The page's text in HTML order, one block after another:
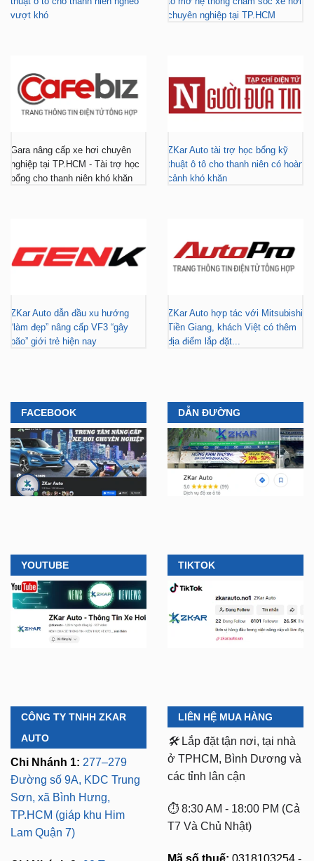
vượt khó
chuyên nghiệp tại TP.HCM
Gara nâng cấp xe hơi chuyên
nghiệp tại TP.HCM - Tài trợ học
bổng cho thanh niên khó khăn
ZKar Auto tài trợ học bổng kỹ
thuật ô tô cho thanh niên có hoàn
cảnh khó khăn
ZKar Auto dẫn đầu xu hướng
“làm đẹp” nâng cấp VF3 “gây
bão” giới trẻ hiện nay
ZKar Auto hợp tác với Mitsubishi
Tiền Giang, khách Việt có thêm
địa điểm lắp đặt...
FACEBOOK DẪN ĐƯỜNG
YOUTUBE TIKTOK
CÔNG TY TNHH ZKAR
AUTO
Chi Nhánh 1: 277–279
Đường số 9A, KDC Trung
Sơn, xã Bình Hưng,
TP.HCM (giáp khu Him
Lam Quận 7)
LIÊN HỆ MUA HÀNG
🛠️ Lắp đặt tận nơi, tại nhà
ở TPHCM, Bình Dương và
các tỉnh lân cận
⏱️ 8:30 AM - 18:00 PM (Cả
T7 Và Chủ Nhật)
Mã số thuế: 0318103254 -